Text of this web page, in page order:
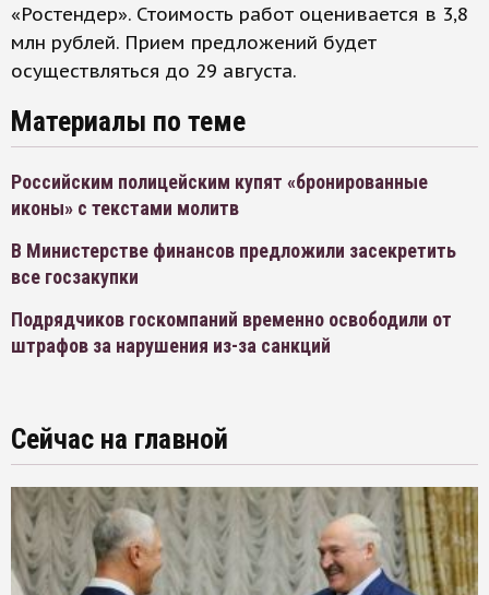
«Ростендер». Стоимость работ оценивается в 3,8
млн рублей. Прием предложений будет
осуществляться до 29 августа.
Материалы по теме
Российским полицейским купят «бронированные
иконы» с текстами молитв
В Министерстве финансов предложили засекретить
все госзакупки
Подрядчиков госкомпаний временно освободили от
штрафов за нарушения из-за санкций
Сейчас на главной